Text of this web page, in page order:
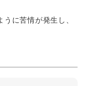
に苦情が発生し、